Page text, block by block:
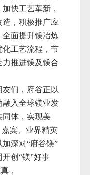
快工艺革新，
造，积极推广应
全面提升镁冶炼
化工艺流程，节
力推进镁及镁合
友们，府谷正以
融入全球镁业发
同体，实现美
嘉宾、业界精英
深对“府谷镁”
创“镁”好事
，